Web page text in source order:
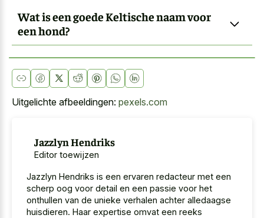
Wat is een goede Keltische naam voor
een hond?
Uitgelichte afbeeldingen: pexels.com
Jazzlyn Hendriks
Editor toewijzen
Jazzlyn Hendriks is een ervaren redacteur met een
scherp oog voor detail en een passie voor het
onthullen van de unieke verhalen achter alledaagse
huisdieren. Haar expertise omvat een reeks